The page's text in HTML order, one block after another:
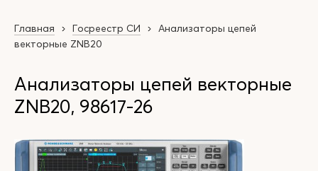
Главная Госреестр СИ
Анализаторы цепей
векторные ZNB20
Анализаторы цепей векторные
ZNB20, 98617-26